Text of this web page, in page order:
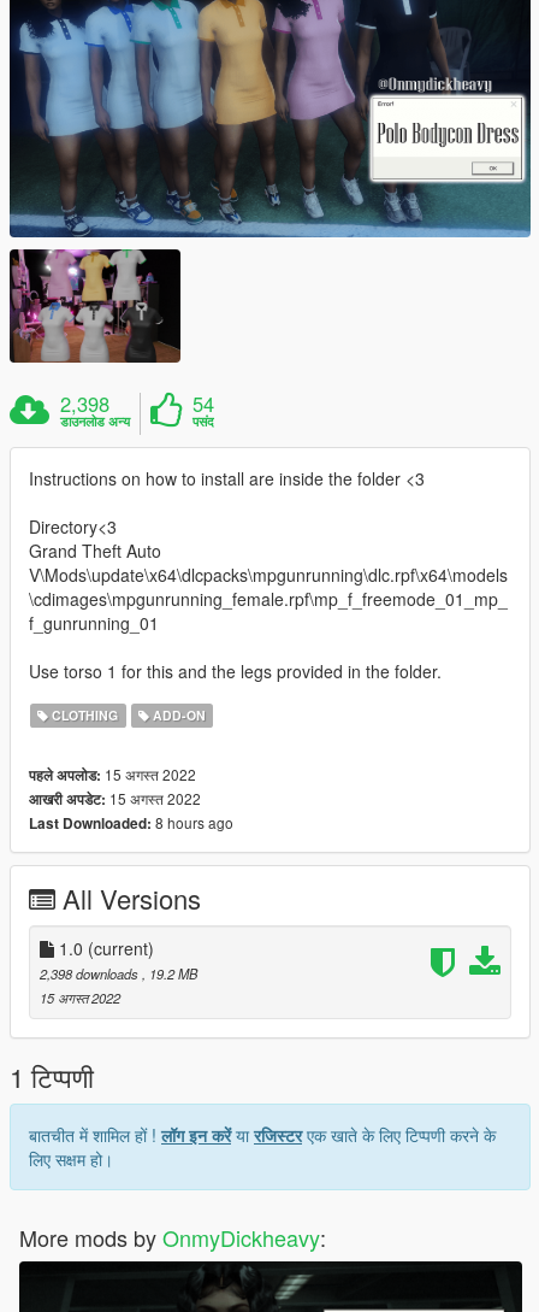
2,398
डाउनलोड अन्य
54
पसंद
Instructions on how to install are inside the folder <3
Directory<3
Grand Theft Auto
V\Mods\update\x64\dlcpacks\mpgunrunning\dlc.rpf\x64\models
\cdimages\mpgunrunning_female.rpf\mp_f_freemode_01_mp_
f_gunrunning_01
Use torso 1 for this and the legs provided in the folder.
CLOTHING ADD-ON
पहले अपलोड: 15 अगस्त 2022
आखरी अपडेट: 15 अगस्त 2022
Last Downloaded: 8 hours ago
All Versions
1.0 (current)
2,398 downloads, 19.2 MB
15 अगस्त 2022
1 टिप्पणी
बातचीत में शामिल हों !लॉग इन करेंयारजिस्टरएक खाते के लिए टिप्पणी करने के
लिए सक्षम हो।
More mods byOnmyDickheavy: